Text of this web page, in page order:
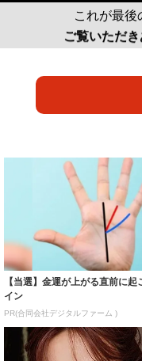
これが最後
ご覧いただ
【当選】金運が上がる直前に起
イン
PR(合同会社デジタルファーム )